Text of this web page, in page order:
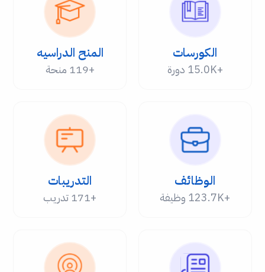
الكورسات
+15.0K دورة
المنح الدراسيه
+119 منحة
الوظائف
+123.7K وظيفة
التدريبات
+171 تدريب